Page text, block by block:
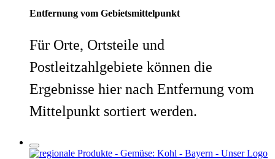
Entfernung vom Gebietsmittelpunkt
Für Orte, Ortsteile und
Postleitzahlgebiete können die
Ergebnisse hier nach Entfernung vom
Mittelpunkt sortiert werden.